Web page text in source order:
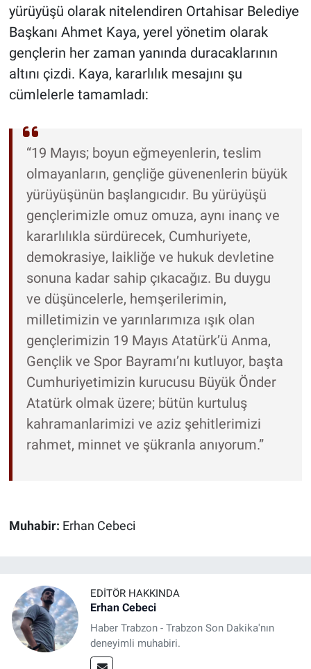
yürüyüşü olarak nitelendiren Ortahisar Belediye
Başkanı Ahmet Kaya, yerel yönetim olarak
gençlerin her zaman yanında duracaklarının
altını çizdi. Kaya, kararlılık mesajını şu
cümlelerle tamamladı:
“19 Mayıs; boyun eğmeyenlerin, teslim
olmayanların, gençliğe güvenenlerin büyük
yürüyüşünün başlangıcıdır. Bu yürüyüşü
gençlerimizle omuz omuza, aynı inanç ve
kararlılıkla sürdürecek, Cumhuriyete,
demokrasiye, laikliğe ve hukuk devletine
sonuna kadar sahip çıkacağız. Bu duygu
ve düşüncelerle, hemşerilerimin,
milletimizin ve yarınlarımıza ışık olan
gençlerimizin 19 Mayıs Atatürk’ü Anma,
Gençlik ve Spor Bayramı’nı kutluyor, başta
Cumhuriyetimizin kurucusu Büyük Önder
Atatürk olmak üzere; bütün kurtuluş
kahramanlarimizi ve aziz şehitlerimizi
rahmet, minnet ve şükranla anıyorum.”
Muhabir: Erhan Cebeci
EDITÖR HAKKINDA
Erhan Cebeci
Haber Trabzon - Trabzon Son Dakika'nın
deneyimli muhabiri.